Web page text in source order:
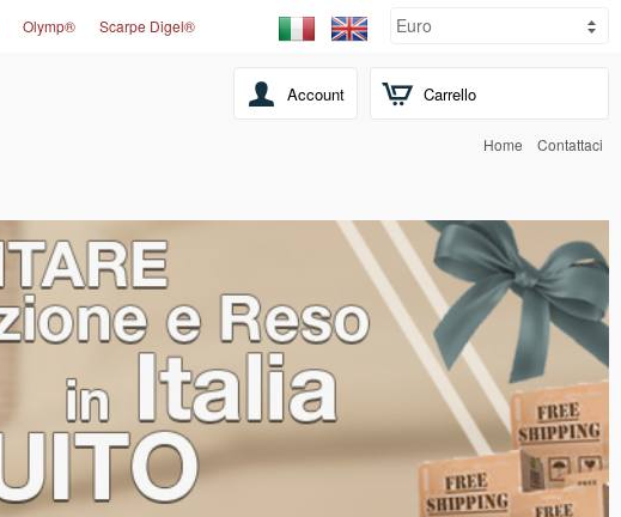
Carrello
Olymp® Scarpe Digel®
Account
Home Contattaci